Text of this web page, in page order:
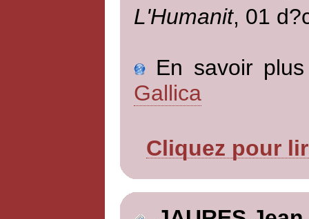
L'Humanit, 01
En savoir
Gallica
Cliquez pour